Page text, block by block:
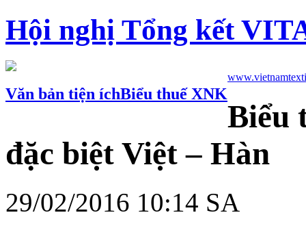
Hội nghị Tổng kết
Văn bản tiện íchBiểu thuế XNK
Biểu
đặc biệt Việt – Hàn
29/02/2016 10:14 SA